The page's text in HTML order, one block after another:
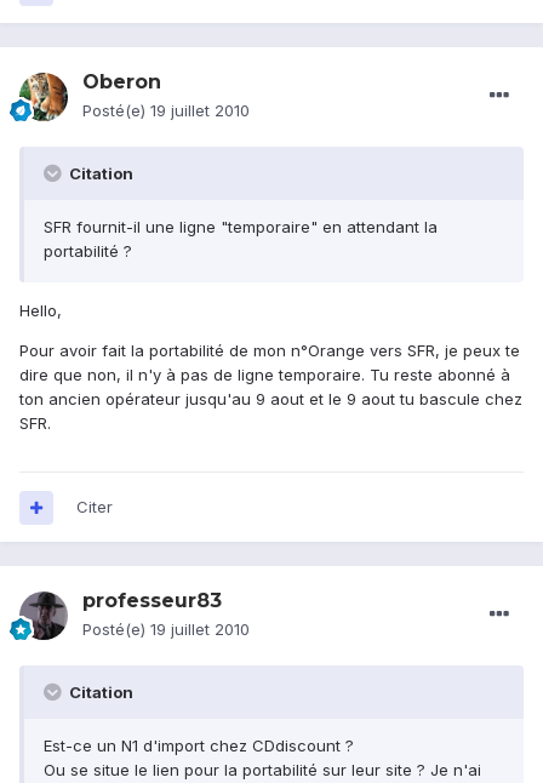
Oberon
Posté(e) 19 juillet 2010
Citation
SFR fournit-il une ligne "temporaire" en attendant la
portabilité ?
Hello,
Pour avoir fait la portabilité de mon n°Orange vers SFR, je peux te
dire que non, il n'y à pas de ligne temporaire. Tu reste abonné à
ton ancien opérateur jusqu'au 9 aout et le 9 aout tu bascule chez
SFR.
Citer
professeur83
Posté(e) 19 juillet 2010
Citation
Est-ce un N1 d'import chez CDdiscount ?
Ou se situe le lien pour la portabilité sur leur site ? Je n'ai